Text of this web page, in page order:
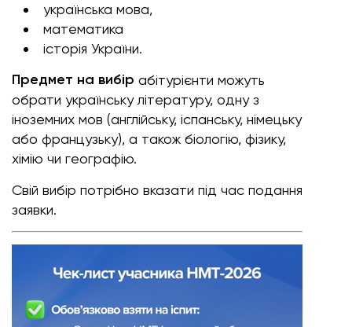
українська мова,
математика
історія України.
Предмет на вибір абітурієнти можуть
обрати українську літературу, одну з
іноземних мов (англійську, іспанську, німецьку
або французьку), а також біологію, фізику,
хімію чи географію.
Свій вибір потрібно вказати під час подання
заявки.